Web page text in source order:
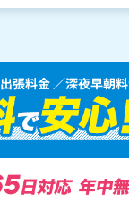
張料金 ／深夜早朝